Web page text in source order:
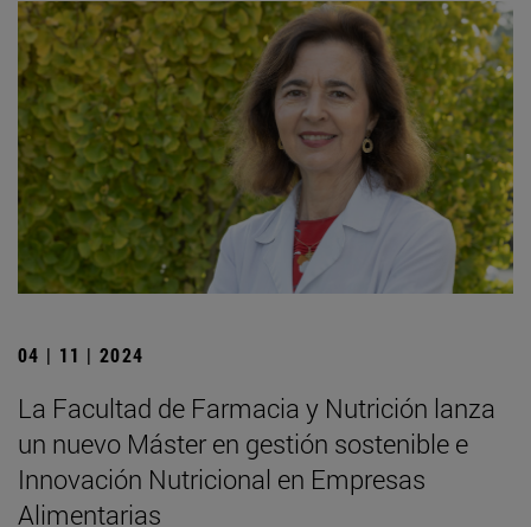
04 | 11 | 2024
La Facultad de Farmacia y Nutrición lanza
un nuevo Máster en gestión sostenible e
Innovación Nutricional en Empresas
Alimentarias